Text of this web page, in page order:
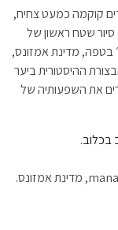
קוקמה ​​כמעט צחיח,
שטח ראשון של
ברזיל במסגרת פרויקט ״כנפי חירום 2023״ בטפה, מדינת אמזונס,
ההיסטורית ביער
את השפעותיה של